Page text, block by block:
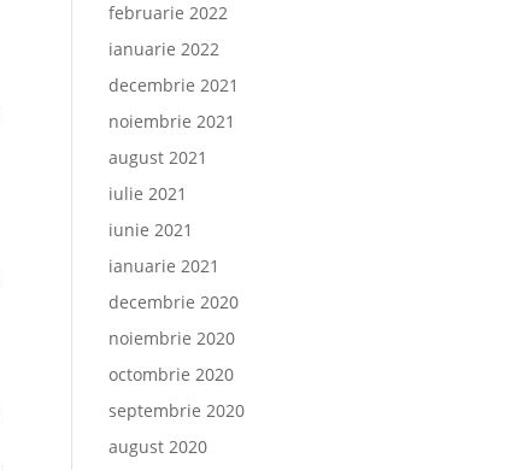
februarie 2022
ianuarie 2022
decembrie 2021
noiembrie 2021
august 2021
iulie 2021
iunie 2021
ianuarie 2021
decembrie 2020
noiembrie 2020
octombrie 2020
septembrie 2020
august 2020